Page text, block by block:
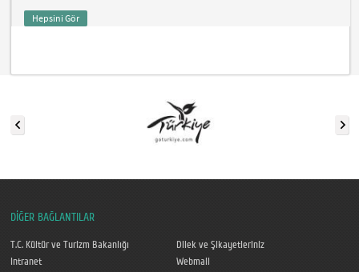
Hepsini Gör
DİĞER BAĞLANTILAR
T.C. Kültür ve Turizm Bakanlığı
Dilek ve Şikayetleriniz
Intranet
Webmail